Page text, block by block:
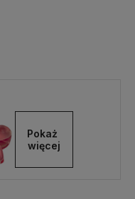
Pokaż
więcej